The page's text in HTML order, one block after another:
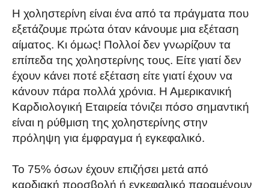
Η χοληστερίνη είναι ένα από τα πράγματα που
εξετάζουμε πρώτα όταν κάνουμε μια εξέταση
αίματος. Κι όμως! Πολλοί δεν γνωρίζουν τα
επίπεδα της χοληστερίνης τους. Είτε γιατί δεν
έχουν κάνει ποτέ εξέταση είτε γιατί έχουν να
κάνουν πάρα πολλά χρόνια. Η Αμερικανική
Καρδιολογική Εταιρεία τόνιζει πόσο σημαντική
είναι η ρύθμιση της χοληστερίνης στην
πρόληψη για έμφραγμα ή εγκεφαλικό.
Το 75% όσων έχουν επιζήσει μετά από
καρδιακή προσβολή ή εγκεφαλικό παραμένουν